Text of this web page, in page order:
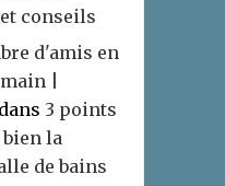
conseils
d'amis en
|
dans 3 points
la
de bains